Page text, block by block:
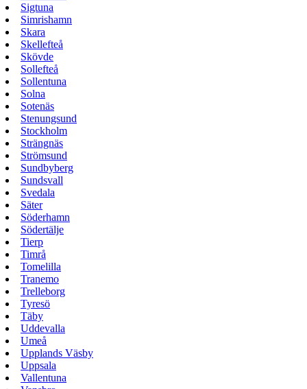
Sigtuna
Simrishamn
Skara
Skellefteå
Skövde
Sollefteå
Sollentuna
Solna
Sotenäs
Stenungsund
Stockholm
Strängnäs
Strömsund
Sundbyberg
Sundsvall
Svedala
Säter
Söderhamn
Södertälje
Tierp
Timrå
Tomelilla
Tranemo
Trelleborg
Tyresö
Täby
Uddevalla
Umeå
Upplands Väsby
Uppsala
Vallentuna